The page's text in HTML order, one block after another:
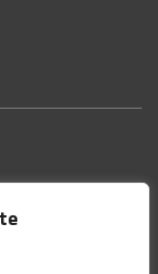
– 12:30)
– 12:30)